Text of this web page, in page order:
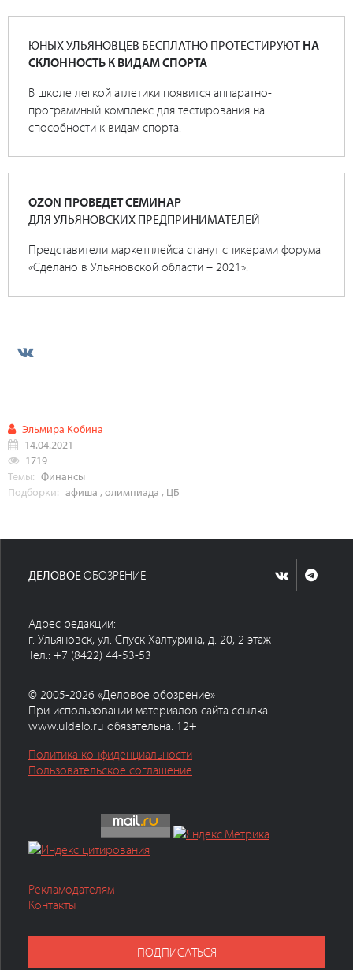
ЮНЫХ УЛЬЯНОВЦЕВ БЕСПЛАТНО ПРОТЕСТИРУЮТ НА
СКЛОННОСТЬ К ВИДАМ СПОРТА
В школе легкой атлетики появится аппаратно-
программный комплекс для тестирования на
способности к видам спорта.
OZON ПРОВЕДЕТ СЕМИНАР
ДЛЯ УЛЬЯНОВСКИХ ПРЕДПРИНИМАТЕЛЕЙ
Представители маркетплейса станут спикерами форума
«Сделано в Ульяновской области – 2021».
Эльмира Кобина
14.04.2021
1719
Темы: Финансы
Подборки: афиша ,олимпиада , ЦБ
ДЕЛОВОЕ ОБОЗРЕНИЕ
Адрес редакции:
г. Ульяновск, ул. Спуск Халтурина, д. 20, 2 этаж
Тел.: +7 (8422) 44-53-53
© 2005-2026 «Деловое обозрение»
При использовании материалов сайта ссылка
www.uldelo.ru обязательна. 12+
Политика конфиденциальности
Пользовательское соглашение
Рекламодателям
Контакты
ПОДПИСАТЬСЯ